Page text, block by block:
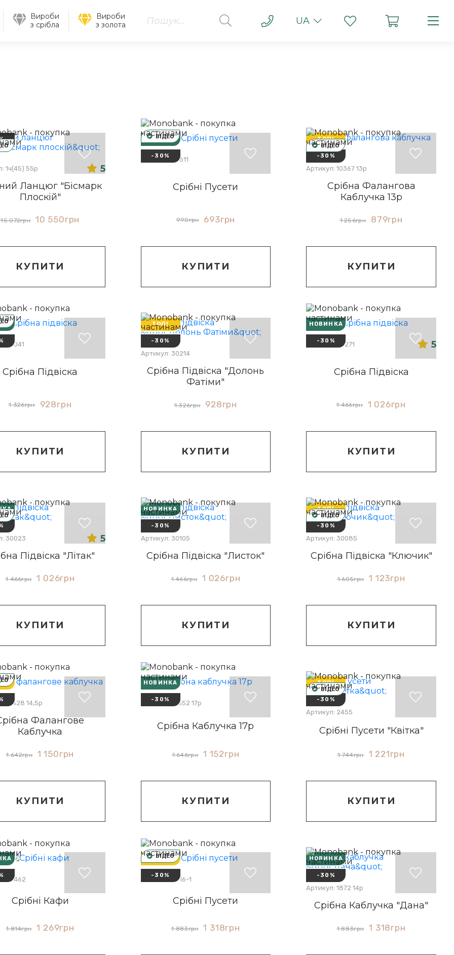
Вироби
з срібла
Вироби
з золота
UA
1ч(45) 55р
5
Ланцюг "Бісмарк
Плоскій"
15 072грн 10 550грн
КУПИТИ
НОВИНКА
-30%
ВІДЕО
Артикул: 20611
Срібні Пусети
990грн 693грн
КУПИТИ
ТОП!
-30%
ВІДЕО
Артикул: 10367 13р
Срібна Фалангова
Каблучка 13р
1 256грн 879грн
КУПИТИ
30041
Срібна Підвіска
1 326грн 928грн
КУПИТИ
ТОП!
-30%
Артикул: 30214
Срібна Підвіска "Долонь
Фатіми"
1 326грн 928грн
КУПИТИ
НОВИНКА
-30%
Артикул: 30271 5
Срібна Підвіска
1 466грн 1 026грн
КУПИТИ
30023
5
Підвіска "Літак"
1 466грн 1 026грн
КУПИТИ
НОВИНКА
-30%
Артикул: 30105
Срібна Підвіска "Листок"
1 466грн 1 026грн
КУПИТИ
ТОП!
-30%
ВІДЕО
Артикул: 30085
Срібна Підвіска "Ключик"
1 605грн 1 123грн
КУПИТИ
10428 14,5р
Фалангове
Каблучка
1 642грн 1 150грн
КУПИТИ
НОВИНКА
-30%
Артикул: 10552 17р
Срібна Каблучка 17р
1 646грн 1 152грн
КУПИТИ
ТОП!
-30%
ВІДЕО
Артикул: 2455
Срібні Пусети "Квітка"
1 744грн 1 221грн
КУПИТИ
20462
Срібні Кафи
1 814грн 1 269грн
ТОП!
-30%
ВІДЕО
Артикул: 2316-1
Срібні Пусети
1 883грн 1 318грн
НОВИНКА
-30%
Артикул: 1872 14р
Срібна Каблучка "Дана"
1 883грн 1 318грн